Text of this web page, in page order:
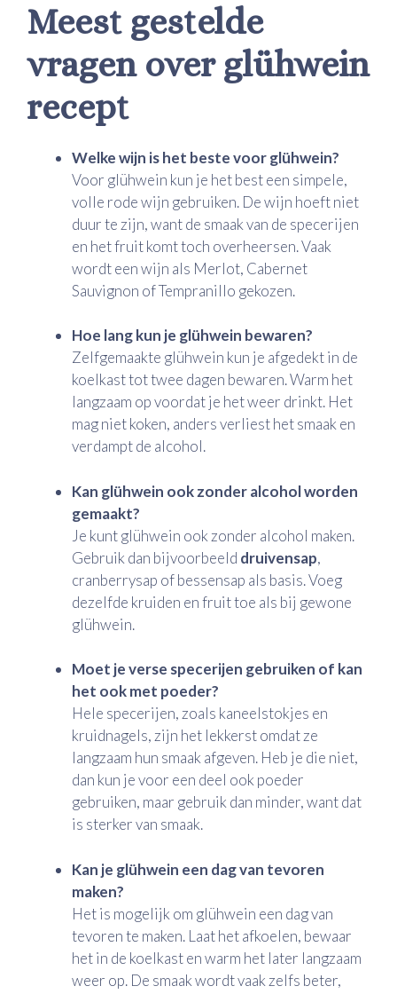
Meest gestelde
vragen over glühwein
recept
Welke wijn is het beste voor glühwein?
Voor glühwein kun je het best een simpele,
volle rode wijn gebruiken. De wijn hoeft niet
duur te zijn, want de smaak van de specerijen
en het fruit komt toch overheersen. Vaak
wordt een wijn als Merlot, Cabernet
Sauvignon of Tempranillo gekozen.
Hoe lang kun je glühwein bewaren?
Zelfgemaakte glühwein kun je afgedekt in de
koelkast tot twee dagen bewaren. Warm het
langzaam op voordat je het weer drinkt. Het
mag niet koken, anders verliest het smaak en
verdampt de alcohol.
Kan glühwein ook zonder alcohol worden
gemaakt?
Je kunt glühwein ook zonder alcohol maken.
Gebruik dan bijvoorbeeld druivensap,
cranberrysap of bessensap als basis. Voeg
dezelfde kruiden en fruit toe als bij gewone
glühwein.
Moet je verse specerijen gebruiken of kan
het ook met poeder?
Hele specerijen, zoals kaneelstokjes en
kruidnagels, zijn het lekkerst omdat ze
langzaam hun smaak afgeven. Heb je die niet,
dan kun je voor een deel ook poeder
gebruiken, maar gebruik dan minder, want dat
is sterker van smaak.
Kan je glühwein een dag van tevoren
maken?
Het is mogelijk om glühwein een dag van
tevoren te maken. Laat het afkoelen, bewaar
het in de koelkast en warm het later langzaam
weer op. De smaak wordt vaak zelfs beter,